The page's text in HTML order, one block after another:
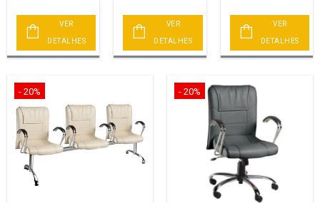
VER
DETALHES
VER
DETALHES
VER
DETALHES
- 20% - 20%